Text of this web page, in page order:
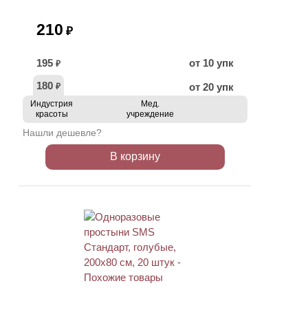
210 ₽
195 ₽
от 10 упк
180 ₽ от 20 упк
Индустрия
красоты
Мед.
учреждение
Нашли дешевле?
В корзину